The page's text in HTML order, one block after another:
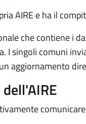
AIRE e ha il
che contiene i
I singoli comuni
aggiornamento